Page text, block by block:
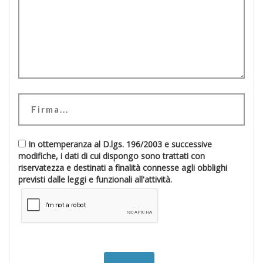
In ottemperanza al D.lgs. 196/2003 e successive
modifiche, i dati di cui dispongo sono trattati con
riservatezza e destinati a finalità connesse agli obblighi
previsti dalle leggi e funzionali all'attività.